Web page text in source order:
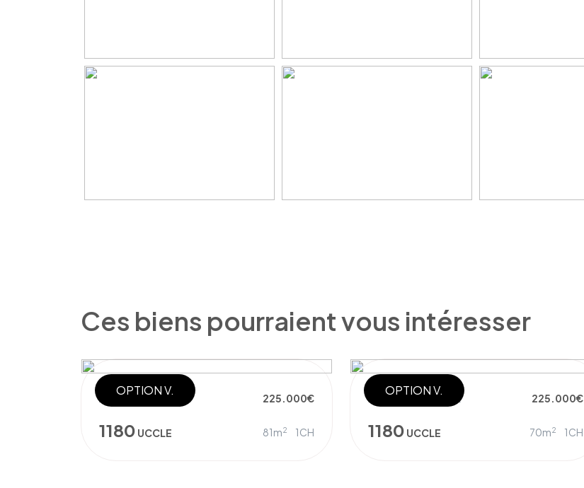
Ces biens pourraient vous intéresser
OPTION V.
APPARTEMENT 225.000€
1180 UCCLE 81m2 1CH
OPTION V.
REZ-DE-CHAUSSÉE 225.000€
1180 UCCLE 70m2 1CH